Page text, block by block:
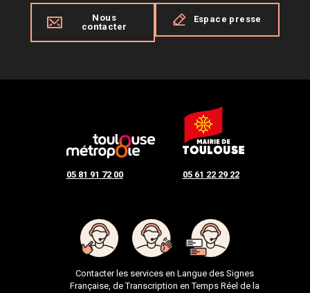
05 81 91 72 00 05 61 22 29 22
Contacter les services en Langue des Signes
Française, de Transcription en Temps Réel de la
Nous
contacter
Espace presse